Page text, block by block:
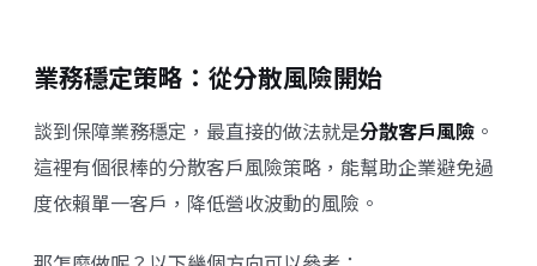
業務穩定策略：從分散風險開始
談到保障業務穩定，最直接的做法就是分散客戶風險 。
這裡有個很棒的分散客戶風險策略 ，能幫助企業避免過
度依賴單一客戶，降低營收波動的風險。